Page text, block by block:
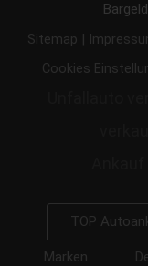
Sitemap |
Cookies
TOP
Marken